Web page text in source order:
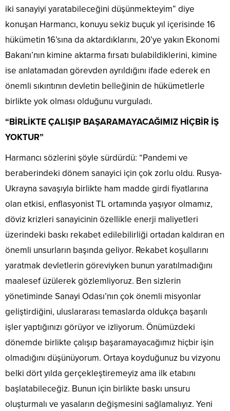
iki sanayiyi yaratabileceğini düşünmekteyim” diye
konuşan Harmancı, konuyu sekiz buçuk yıl içerisinde 16
hükümetin 16’sına da aktardıklarını, 20’ye yakın Ekonomi
Bakanı’nın kimine aktarma fırsatı bulabildiklerini, kimine
ise anlatamadan görevden ayrıldığını ifade ederek en
önemli sıkıntının devletin belleğinin de hükümetlerle
birlikte yok olması olduğunu vurguladı.
“BİRLİKTE ÇALIŞIP BAŞARAMAYACAĞIMIZ HİÇBİR İŞ
YOKTUR”
Harmancı sözlerini şöyle sürdürdü: “Pandemi ve
beraberindeki dönem sanayici için çok zorlu oldu. Rusya-
Ukrayna savaşıyla birlikte ham madde girdi fiyatlarına
olan etkisi, enflasyonist TL ortamında yaşıyor olmamız,
döviz krizleri sanayicinin özellikle enerji maliyetleri
üzerindeki baskı rekabet edilebilirliği ortadan kaldıran en
önemli unsurların başında geliyor. Rekabet koşullarını
yaratmak devletlerin göreviyken bunun yaratılmadığını
maalesef üzülerek gözlemliyoruz. Ben sizlerin
yönetiminde Sanayi Odası’nın çok önemli misyonlar
geliştirdiğini, uluslararası temaslarda oldukça başarılı
işler yaptığınızı görüyor ve izliyorum. Önümüzdeki
dönemde birlikte çalışıp başaramayacağımız hiçbir işin
olmadığını düşünüyorum. Ortaya koyduğunuz bu vizyonu
belki dört yılda gerçekleştiremeyiz ama ilk etabını
başlatabileceğiz. Bunun için birlikte baskı unsuru
oluşturmalı ve yasaların değişmesini sağlamalıyız. Yeni